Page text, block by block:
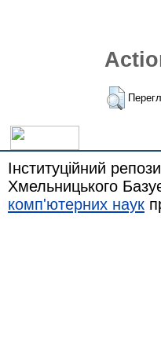
Інституційний
Хмельницького
комп'ютерних наук